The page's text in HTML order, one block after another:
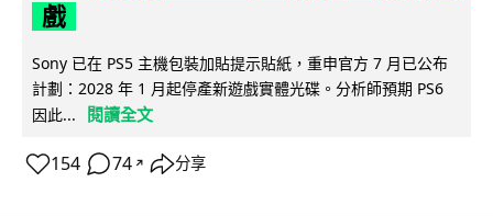
戲
Sony 已在 PS5 主機包裝加貼提示貼紙，重申官方 7 月已公布
計劃：2028 年 1 月起停產新遊戲實體光碟。分析師預期 PS6
因此...
閱讀全文
154 74 ↗ 分享